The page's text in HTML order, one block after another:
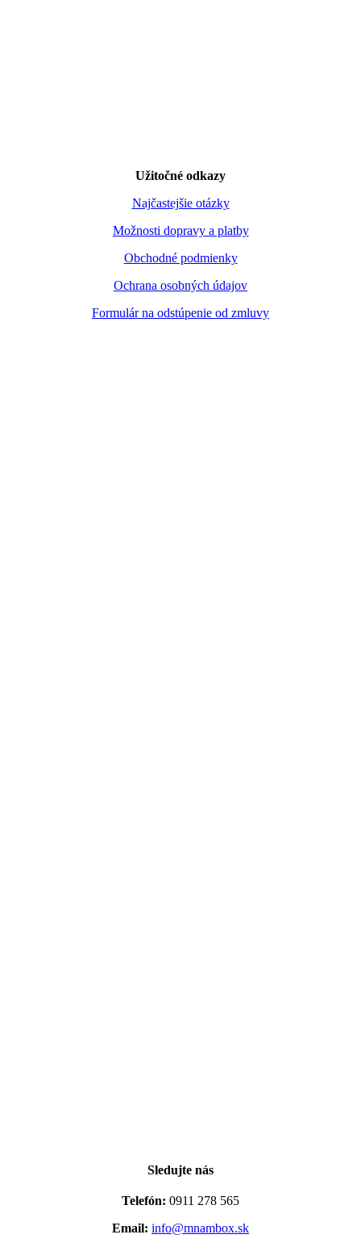
Užitočné odkazy
Najčastejšie otázky
Možnosti dopravy a platby
Obchodné podmienky
Ochrana osobných údajov
Formulár na odstúpenie od zmluvy
Sledujte nás
Telefón: 0911 278 565
Email: info@mnambox.sk